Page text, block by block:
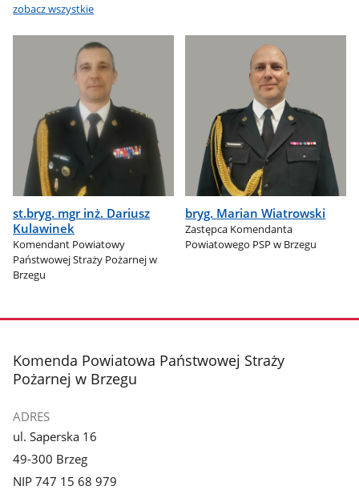
zobacz wszystkie
st.bryg. mgr inż. Dariusz
Kulawinek
Komendant Powiatowy
Państwowej Straży Pożarnej w
Brzegu
bryg. Marian Wiatrowski
Zastępca Komendanta
Powiatowego PSP w Brzegu
stopka
Komenda Powiatowa Państwowej Straży
Pożarnej w Brzegu
ADRES
ul. Saperska 16
49-300 Brzeg
NIP 747 15 68 979